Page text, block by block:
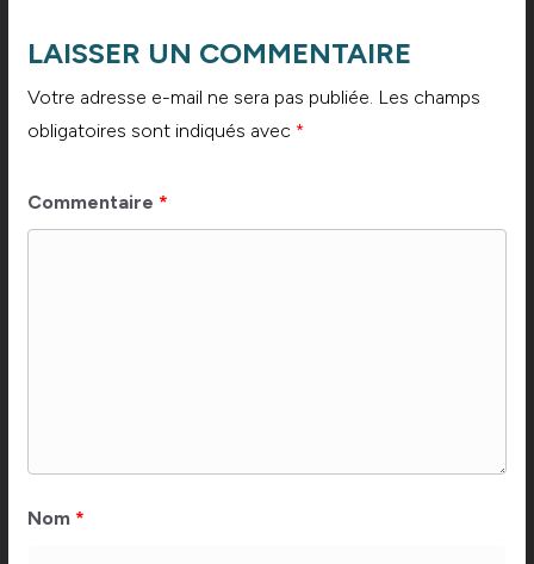
LAISSER UN COMMENTAIRE
Votre adresse e-mail ne sera pas publiée. Les champs
obligatoires sont indiqués avec *
Commentaire *
Nom *